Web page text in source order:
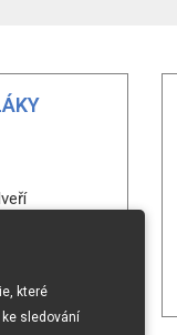
které
sledování